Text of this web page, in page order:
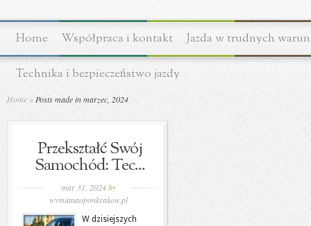
Home Współpraca i kontakt Jazda w trudnych
Technika i bezpieczeństwo jazdy
Home » Posts made in marzec, 2024
Przekształć Swój
Samochód: Tec...
mar 31, 2024by
wymianaoponkrakow.pl
W dzisiejszych